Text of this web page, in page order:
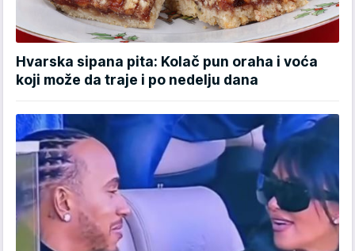
Hvarska sipana pita: Kolač pun oraha i voća
koji može da traje i po nedelju dana